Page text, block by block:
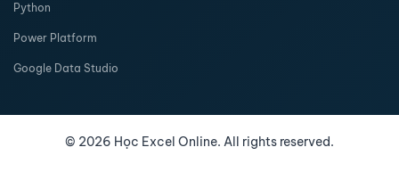
Python
Power Platform
Google Data Studio
© 2026 Học Excel Online. All rights reserved.